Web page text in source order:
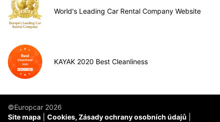
World's Leading Car Rental Company Website
KAYAK 2020 Best Cleanliness
©Europcar 2026
Site mapa
Cookies, Zásady ochrany osobních údajů